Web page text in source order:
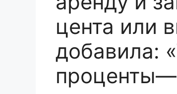
цента или
добавила: